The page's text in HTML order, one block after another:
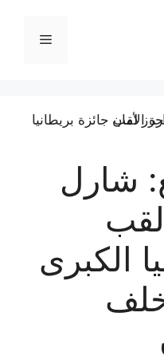
القائمة
شارل
لقب
الكبرى
1 خلف